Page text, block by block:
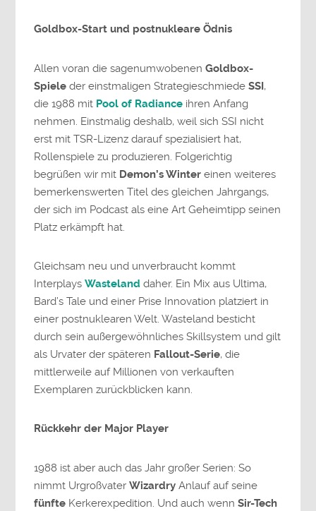
Goldbox-Start und postnukleare Ödnis
Allen voran die sagenumwobenenGoldbox-
Spiele der einstmaligen StrategieschmiedeSSI,
die 1988 mit Pool of Radiance ihren Anfang
nehmen. Einstmalig deshalb, weil sich SSI nicht
erst mit TSR-Lizenz darauf spezialisiert hat,
Rollenspiele zu produzieren. Folgerichtig
begrüßen wir mit Demon’s Winter einen weiteres
bemerkenswerten Titel des gleichen Jahrgangs,
der sich im Podcast als eine Art Geheimtipp seinen
Platz erkämpft hat.
Gleichsam neu und unverbraucht kommt
InterplaysWasteland daher. Ein Mix aus Ultima,
Bard’s Tale und einer Prise Innovation platziert in
einer postnuklearen Welt. Wasteland besticht
durch sein außergewöhnliches Skillsystem und gilt
als Urvater der späteren Fallout-Serie, die
mittlerweile auf Millionen von verkauften
Exemplaren zurückblicken kann.
Rückkehr der Major Player
1988 ist aber auch das Jahr großer Serien: So
nimmt UrgroßvaterWizardry Anlauf auf seine
fünfte Kerkerexpedition. Und auch wennSir-Tech